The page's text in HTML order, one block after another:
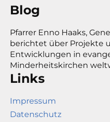
Blog
Pfarrer Enno Haaks,
berichtet über Projekte
Entwicklungen in
Minderheitskirchen
Links
Impressum
Datenschutz